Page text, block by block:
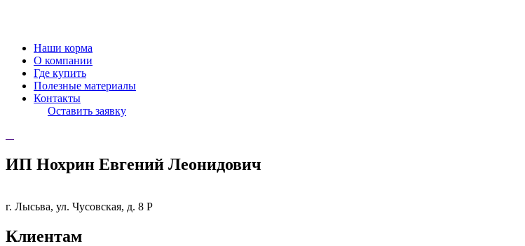
Наши корма
О компании
Где купить
Полезные материалы
Контакты
Оставить заявку
ИП Нохрин Евгений Леонидович
г. Лысьва, ул. Чусовская, д. 8 Р
Клиентам